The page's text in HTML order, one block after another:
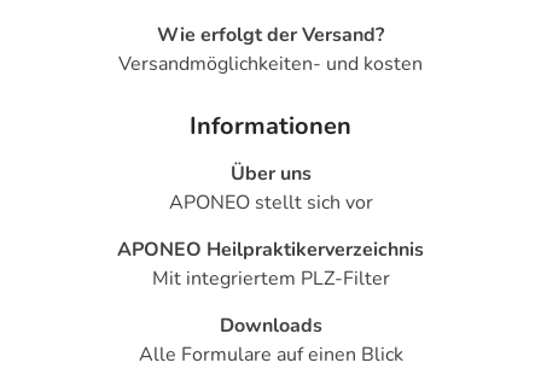
Wie erfolgt der Versand?
Versandmöglichkeiten- und kosten
Informationen
Über uns
APONEO stellt sich vor
APONEO Heilpraktikerverzeichnis
Mit integriertem PLZ-Filter
Downloads
Alle Formulare auf einen Blick